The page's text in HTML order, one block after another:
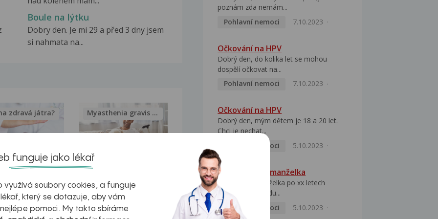
Boule na lýtku
Dobry den. Je mi 29 a před 3 dny jsem
si nahmata na...
v datech a
zdravá játra?
Inovativní
léčba
Myasthenia gravis – vše, co...
poznám zda nemám...
Pohlavní nemoci
7.10.2023
Očkování na HPV
Dobrý den, do kolika let se mohou
dospělí očkovat na...
Pohlavní nemoci
7.10.2023
Očkování na HPV
Dobrý den, mým dětem je 18 a 20 let.
Chci je nechat...
Pohlavní nemoci
5.10.2023
HPV pozitivní manželka
Dobrý den, manželka po xx letech
přivezla z Východu...
Pohlavní nemoci
5.10.2023
funguje jako lékař
využívá soubory cookies, a funguje
který se dotazuje, aby vám
pomoci. My takto sbíráme